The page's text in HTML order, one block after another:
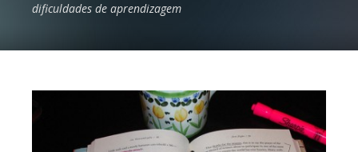
dificuldades de aprendizagem